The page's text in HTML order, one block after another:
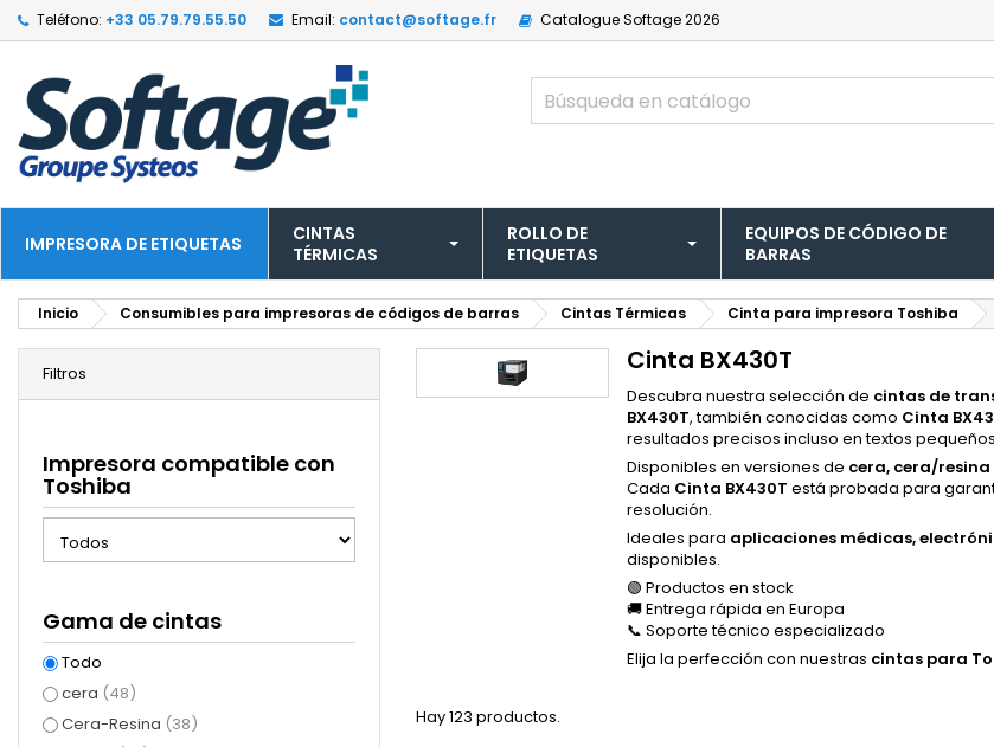
Teléfono: +33 05.79.79.55.50 Email: contact@softage.fr CatalogueSoftage 2026
IMPRESORA DE ETIQUETAS
CINTAS
TÉRMICAS
ROLLO DE
ETIQUETAS
EQUIPOS DE CÓDIGO DE
BARRAS
Inicio Consumibles para impresoras de códigos de barras Cintas Térmicas Cinta para impresora Toshiba
Filtros
Impresora compatible con
Toshiba
Gama de cintas
Todo
cera (48)
Cera-Resina (38)
Cinta BX430T
Descubra nuestra selección de cintas de
BX430T, también conocidas como Cinta
resultados precisos incluso en textos
Disponibles en versiones de cera, cera/resina
Cada Cinta BX430T está probada para
resolución.
Ideales para aplicaciones médicas,
disponibles.
🟢 Productos en stock
🚚 Entrega rápida en Europa
📞 Soporte técnico especializado
Elija la perfección con nuestras cintas para
Hay 123 productos.